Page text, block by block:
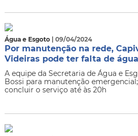
Água e Esgoto | 09/04/2024
Por manutenção na rede,
Videiras pode ter falta de
​A equipe da Secretaria de Água e
Bossi para manutenção
concluir o serviço até às 20h